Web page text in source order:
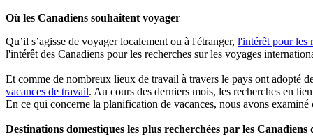
Où les Canadiens souhaitent voyager
Qu’il s’agisse de voyager localement ou à l'étranger, l'intérêt pour les
l'intérêt des Canadiens pour les recherches sur les voyages
Et comme de nombreux lieux de travail à travers le pays ont adopté
vacances de travail. Au cours des derniers mois, les recherches en
En ce qui concerne la planification de vacances, nous avons
Destinations domestiques les plus recherchées par les